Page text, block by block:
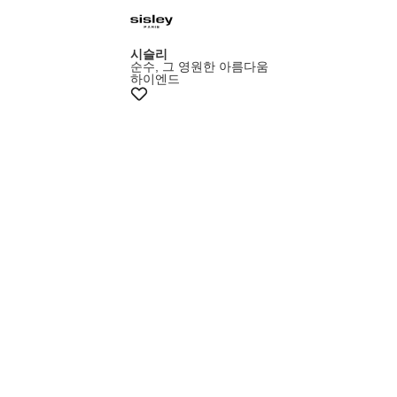
시슬리
순수, 그 영원한 아름다움
하이엔드